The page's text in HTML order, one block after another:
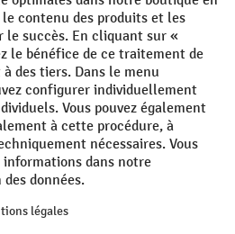
Politique de cookies
costsand possible delivery charges,
épuisement des stocks. La remise ne
Il n'est pas possible de le combiner
ou bons de réduction. | ² La
fois lors de la première inscription
est valable pendant 10 jours et
réduction varie selon la catégorie de